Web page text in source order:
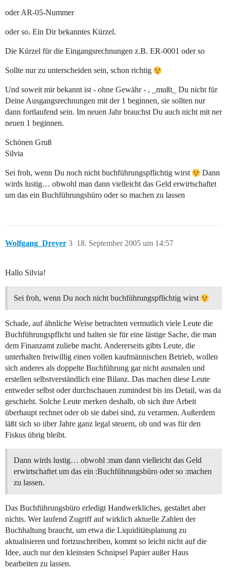
oder AR-05-Nummer
oder so. Ein Dir bekanntes Kürzel.
Die Kürzel für die Eingangsrechnungen z.B. ER-0001 oder so
Sollte nur zu unterscheiden sein, schon richtig
Und soweit mir bekannt ist - ohne Gewähr - , _mußt_ Du nicht für
Deine Ausgangsrechnungen mit der 1 beginnen, sie sollten nur
dann fortlaufend sein. Im neuen Jahr brauchst Du auch nicht mit ner
neuen 1 beginnen.
Schönen Gruß
Silvia
Sei froh, wenn Du noch nicht buchführungspflichtig wirst
Dann
wirds lustig… obwohl man dann vielleicht das Geld erwirtschaftet
um das ein Buchführungsbüro oder so machen zu lassen
Wolfgang_Dreyer 18. September 2005 um 14:57
3
Hallo Silvia!
Sei froh, wenn Du noch nicht buchführungspflichtig wirst
Schade, auf ähnliche Weise betrachten vermutlich viele Leute die
Buchführungspflicht und halten sie für eine lästige Sache, die man
dem Finanzamt zuliebe macht. Andererseits gibts Leute, die
unterhalten freiwillig einen vollen kaufmännischen Betrieb, wollen
sich anderes als doppelte Buchführung gar nicht ausmalen und
erstellen selbstverständlich eine Bilanz. Das machen diese Leute
entweder selbst oder durchschauen zumindest bis ins Detail, was da
geschieht. Solche Leute merken deshalb, ob sich ihre Arbeit
überhaupt rechnet oder ob sie dabei sind, zu verarmen. Außerdem
läßt sich so über Jahre ganz legal steuern, ob und was für den
Fiskus übrig bleibt.
Dann wirds lustig… obwohl :man dann vielleicht das Geld
erwirtschaftet um das ein :Buchführungsbüro oder so :machen
zu lassen.
Das Buchführungsbüro erledigt Handwerkliches, gestaltet aber
nichts. Wer laufend Zugriff auf wirklich aktuelle Zahlen der
Buchhaltung braucht, um etwa die Liquiditätsplanung zu
aktualisieren und fortzuschreiben, kommt so leicht nicht auf die
Idee, auch nur den kleinsten Schnipsel Papier außer Haus
bearbeiten zu lassen.